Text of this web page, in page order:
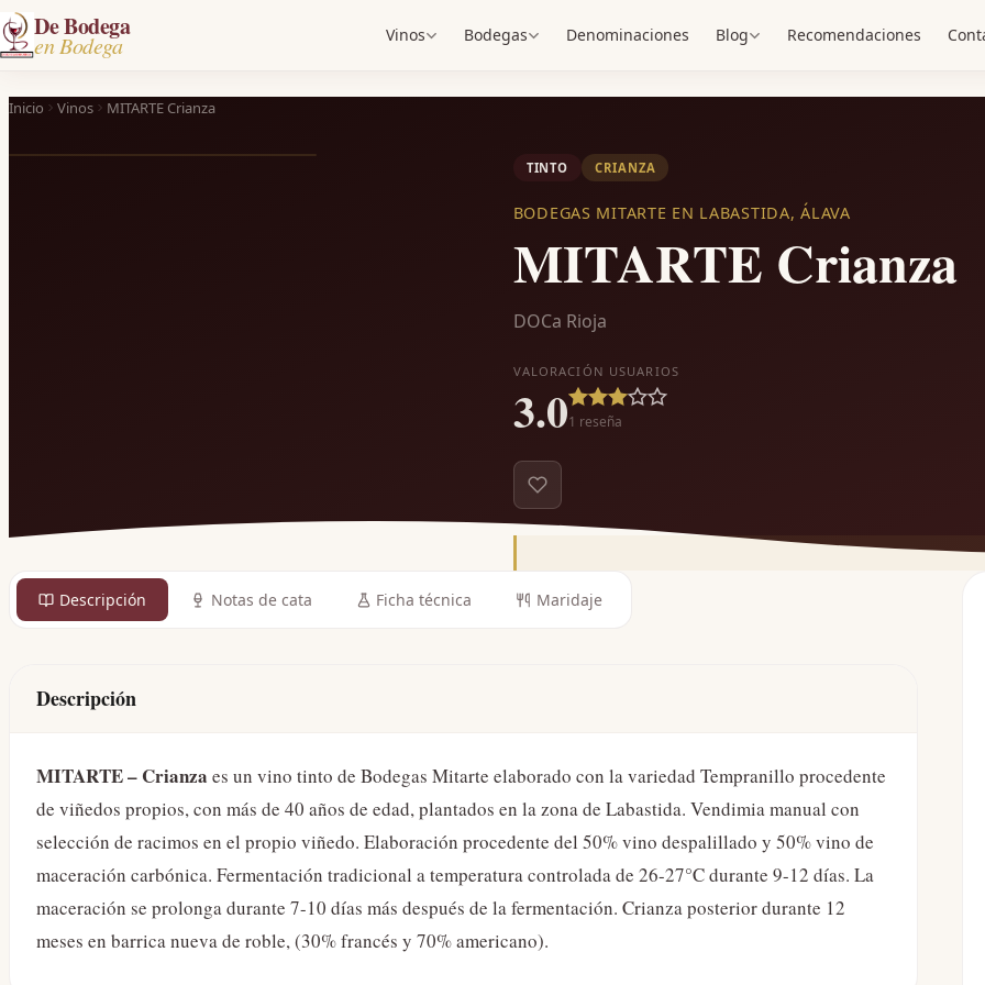
De Bodega
en Bodega Vinos Bodegas Denominaciones Blog Recomendaciones
Inicio Vinos MITARTE Crianza
TINTO CRIANZA
BODEGAS MITARTE EN LABASTIDA, ÁLAVA
MITARTE Crianza
DOCa Rioja
VALORACIÓN USUARIOS
3.01 reseña
Descripción Notas de cata Ficha técnica Maridaje
Descripción
MITARTE – Crianza es un vino tinto de Bodegas Mitarte elaborado con la variedad Tempranillo procedente
de viñedos propios, con más de 40 años de edad, plantados en la zona de Labastida. Vendimia manual con
selección de racimos en el propio viñedo. Elaboración procedente del 50% vino despalillado y 50% vino de
maceración carbónica. Fermentación tradicional a temperatura controlada de 26-27°C durante 9-12 días. La
maceración se prolonga durante 7-10 días más después de la fermentación. Crianza posterior durante 12
meses en barrica nueva de roble, (30% francés y 70% americano).